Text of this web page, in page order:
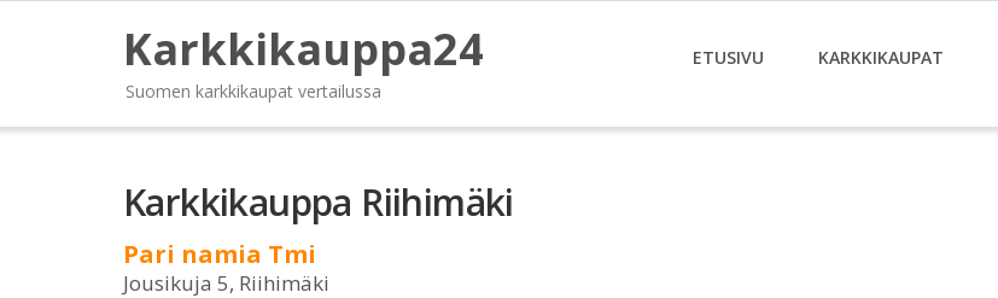
Karkkikauppa24
Suomen karkkikaupat vertailussa
ETUSIVU KARKKIKAUPAT
Karkkikauppa Riihimäki
Pari namia Tmi
Jousikuja 5, Riihimäki